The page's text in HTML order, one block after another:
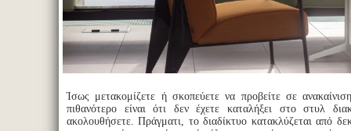
Ίσως μετακομίζετε ή σκοπεύετε να προβείτε σε
πιθανότερο είναι ότι δεν έχετε καταλήξει στο στυλ
ακολουθήσετε. Πράγματι, το διαδίκτυο κατακλύζεται από